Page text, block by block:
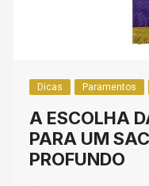
Dicas Paramentos
A ESCOLHA
PARA UM
PROFUNDO